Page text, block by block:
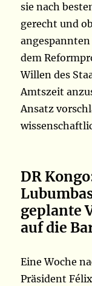
sie nach
gerecht und
dem
Willen des
Amtszeit
Ansatz
DR
geplante
auf die
Eine Woche
Präsident